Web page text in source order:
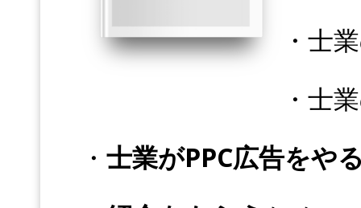
・士
・士
・ 士業がPPC広告をや